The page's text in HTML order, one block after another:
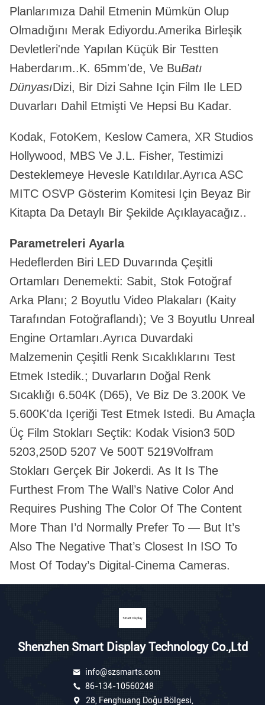
Planlarımıza Dahil Etmenin Mümkün Olup
Olmadığını Merak Ediyordu.Amerika Birleşik
Devletleri'nde Yapılan Küçük Bir Testten
Haberdarım..K. 65mm'de, Ve BuBatı
DünyasıDizi, Bir Dizi Sahne Için Film Ile LED
Duvarları Dahil Etmişti Ve Hepsi Bu Kadar.
Kodak, FotoKem, Keslow Camera, XR Studios
Hollywood, MBS Ve J.L. Fisher, Testimizi
Desteklemeye Hevesle Katıldılar.Ayrıca ASC
MITC OSVP Gösterim Komitesi Için Beyaz Bir
Kitapta Da Detaylı Bir Şekilde Açıklayacağız..
Parametreleri Ayarla
Hedeflerden Biri LED Duvarında Çeşitli
Ortamları Denemekti: Sabit, Stok Fotoğraf
Arka Planı; 2 Boyutlu Video Plakaları (Kaity
Tarafından Fotoğraflandı); Ve 3 Boyutlu Unreal
Engine Ortamları.Ayrıca Duvardaki
Malzemenin Çeşitli Renk Sıcaklıklarını Test
Etmek Istedik.; Duvarların Doğal Renk
Sıcaklığı 6.504K (D65), Ve Biz De 3.200K Ve
5.600K'da Içeriği Test Etmek Istedi. Bu Amaçla
Üç Film Stokları Seçtik: Kodak Vision3 50D
5203,250D 5207 Ve 500T 5219Volfram
Stokları Gerçek Bir Jokerdi. As It Is The
Furthest From The Wall’s Native Color And
Requires Pushing The Color Of The Content
More Than I’d Normally Prefer To — But It’s
Also The Negative That’s Closest In ISO To
Most Of Today’s Digital-Cinema Cameras.
Shenzhen Smart Display Technology Co.,Ltd
info@szsmarts.com
86-134-10560248
28, Fenghuang Doğu Bölgesi,